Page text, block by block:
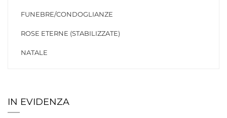
FUNEBRE/CONDOGLIANZE
ROSE ETERNE (STABILIZZATE)
NATALE
IN EVIDENZA